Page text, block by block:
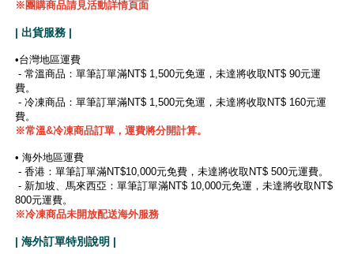
※團購商品請見活動詳情頁面
| 出貨服務 |
•台灣地區運費
- 常溫商品：單筆訂單滿NT$ 1,500元免運，未達將收取NT$ 90元運
費。
- 冷凍商品：單筆訂單滿NT$ 1,500元免運，未達將收取NT$ 160元運
費。
※常溫&冷凍商品訂單，運費將分開計算。
• 海外地區運費
- 香港：單筆訂單滿NT$10,000元免費，未達將收取NT$ 500元運費。
- 新加坡、馬來西亞：單筆訂單滿NT$ 10,000元免運，未達將收取NT$
800元運費。
※冷凍商品未開放配送海外服務
| 海外訂單特別說明 |